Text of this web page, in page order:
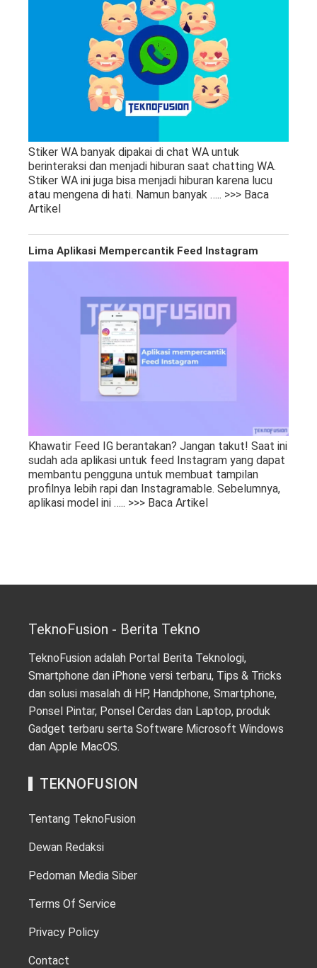
Stiker WA banyak dipakai di chat WA untuk
berinteraksi dan menjadi hiburan saat chatting WA.
Stiker WA ini juga bisa menjadi hiburan karena lucu
atau mengena di hati. Namun banyak ….. >>> Baca
Artikel
Lima Aplikasi Mempercantik Feed Instagram
Khawatir Feed IG berantakan? Jangan takut! Saat ini
sudah ada aplikasi untuk feed Instagram yang dapat
membantu pengguna untuk membuat tampilan
profilnya lebih rapi dan Instagramable. Sebelumnya,
aplikasi model ini ….. >>> Baca Artikel
TeknoFusion - Berita Tekno
TeknoFusion adalah Portal Berita Teknologi,
Smartphone dan iPhone versi terbaru, Tips & Tricks
dan solusi masalah di HP, Handphone, Smartphone,
Ponsel Pintar, Ponsel Cerdas dan Laptop, produk
Gadget terbaru serta Software Microsoft Windows
dan Apple MacOS.
TEKNOFUSION
Tentang TeknoFusion
Dewan Redaksi
Pedoman Media Siber
Terms Of Service
Privacy Policy
Contact